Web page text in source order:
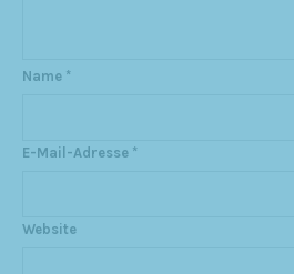
Name *
E-Mail-Adresse *
Website